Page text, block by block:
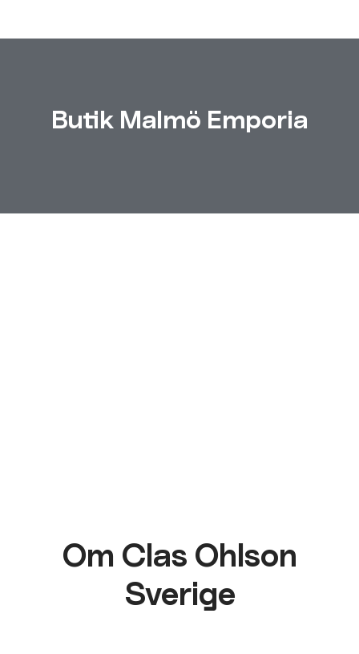
Butik Malmö Emporia
Om Clas Ohlson
Sverige